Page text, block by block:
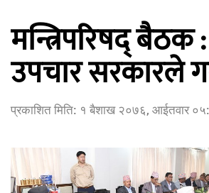
मन्त्रिपरिषद्
उपचार सरकारले
प्रकाशित मिति: १ बैशाख २०७६, आईतवार